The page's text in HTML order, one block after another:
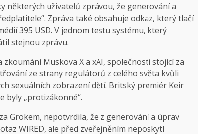
některých uživatelů zprávou, že generování a
Zpráva také obsahuje odkaz, který tlačí
395 USD. V jednom testu systému, který
stejnou zprávu.
Muskova X a xAI, společnosti stojící za
ze strany regulátorů z celého světa kvůli
sexuálních zobrazení dětí. Britský premiér Keir
byly „protizákonné“.
Grokem, nepotvrdila, že z generování a úprav
WIRED, ale před zveřejněním neposkytl